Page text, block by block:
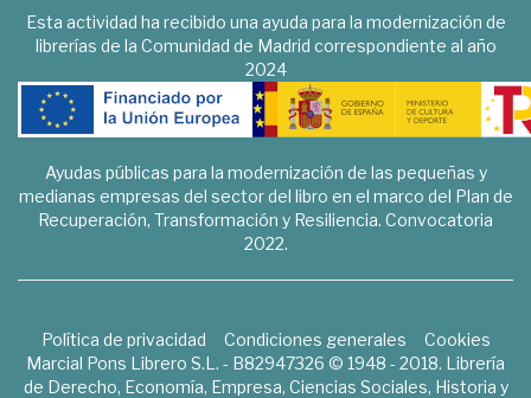
Esta actividad ha recibido una ayuda para la modernización de
librerías de la Comunidad de Madrid correspondiente al año
2024
Ayudas públicas para la modernización de las pequeñas y
medianas empresas del sector del libro en el marco del Plan de
Recuperación, Transformación y Resiliencia. Convocatoria
2022.
Política de privacidad Condiciones generales
Cookies
Marcial Pons Librero S.L. - B82947326 © 1948 - 2018. Librería
de Derecho, Economía, Empresa, Ciencias Sociales, Historia y